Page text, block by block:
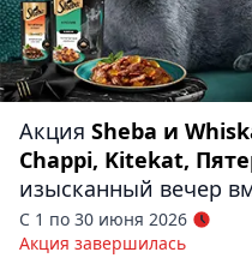
Акция Sheba и
Chappi, Kitekat,
изысканный вечер
С 1 по 30 июня 2026
Акция завершилась